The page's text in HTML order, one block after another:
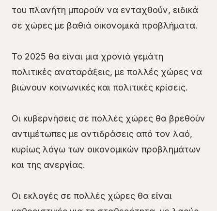
του πλανήτη μπορούν να ενταχθούν, ειδικά
σε χώρες με βαθιά οικονομικά προβλήματα.
Το 2025 θα είναι μια χρονιά γεμάτη
πολιτικές αναταράξεις, με πολλές χώρες να
βιώνουν κοινωνικές και πολιτικές κρίσεις.
Οι κυβερνήσεις σε πολλές χώρες θα βρεθούν
αντιμέτωπες με αντιδράσεις από τον λαό,
κυρίως λόγω των οικονομικών προβλημάτων
και της ανεργίας.
Οι εκλογές σε πολλές χώρες θα είναι